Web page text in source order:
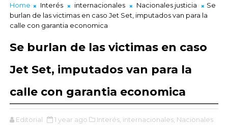
Home Interés internacionales Nacionales justicia
Se
burlan de las victimas en caso Jet Set, imputados van para la
calle con garantia economica
Se burlan de las victimas en caso
Jet Set, imputados van para la
calle con garantia economica
Editorial 1 year ago Interés, internacionales, Nacionales